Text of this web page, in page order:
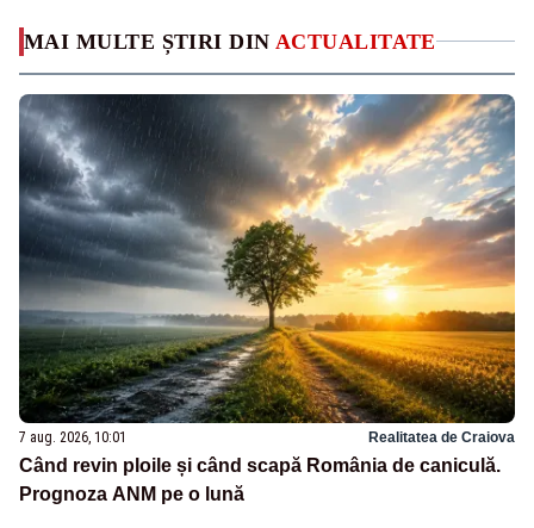
MAI MULTE ȘTIRI DIN ACTUALITATE
7 aug. 2026, 10:01 Realitatea de Craiova
Când revin ploile și când scapă România de caniculă.
Prognoza ANM pe o lună